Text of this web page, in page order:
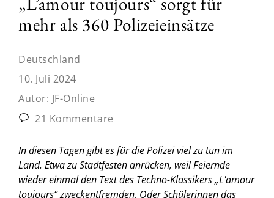
mehr als 360 Polizeieinsätze
Deutschland
10. Juli 2024
Autor: JF-Online
21 Kommentare
In diesen Tagen gibt es für die Polizei viel zu tun im
Land. Etwa zu Stadtfesten anrücken, weil Feiernde
wieder einmal den Text des Techno-Klassikers „L'amour
toujours“ zweckentfremden. Oder Schülerinnen das